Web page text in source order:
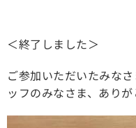
＜終了しました＞
ご参加いただいたみな
ッフのみなさま、あり